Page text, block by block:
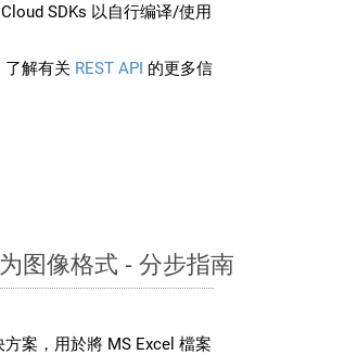
SDKs 以自行编译/使用
了解有关 REST API 的更多信
图像格式 - 分步指南
案，用於將 MS Excel 檔案